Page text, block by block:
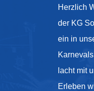
Herzlich
der KG
ein in
lacht mit
Erleben